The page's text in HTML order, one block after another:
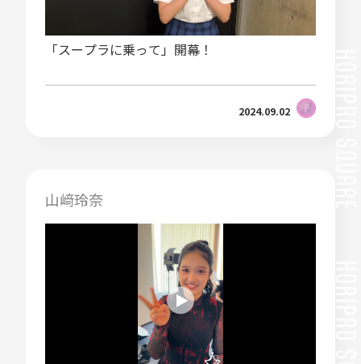
「スープラに乗って」開幕！
2024.09.02
山﨑玲奈